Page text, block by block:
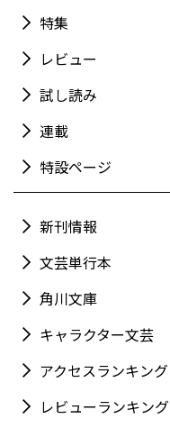
特集
レビュー
試し読み
連載
特設ページ
新刊情報
文芸単行本
角川文庫
キャラクター文芸
アクセスランキング
レビューランキング